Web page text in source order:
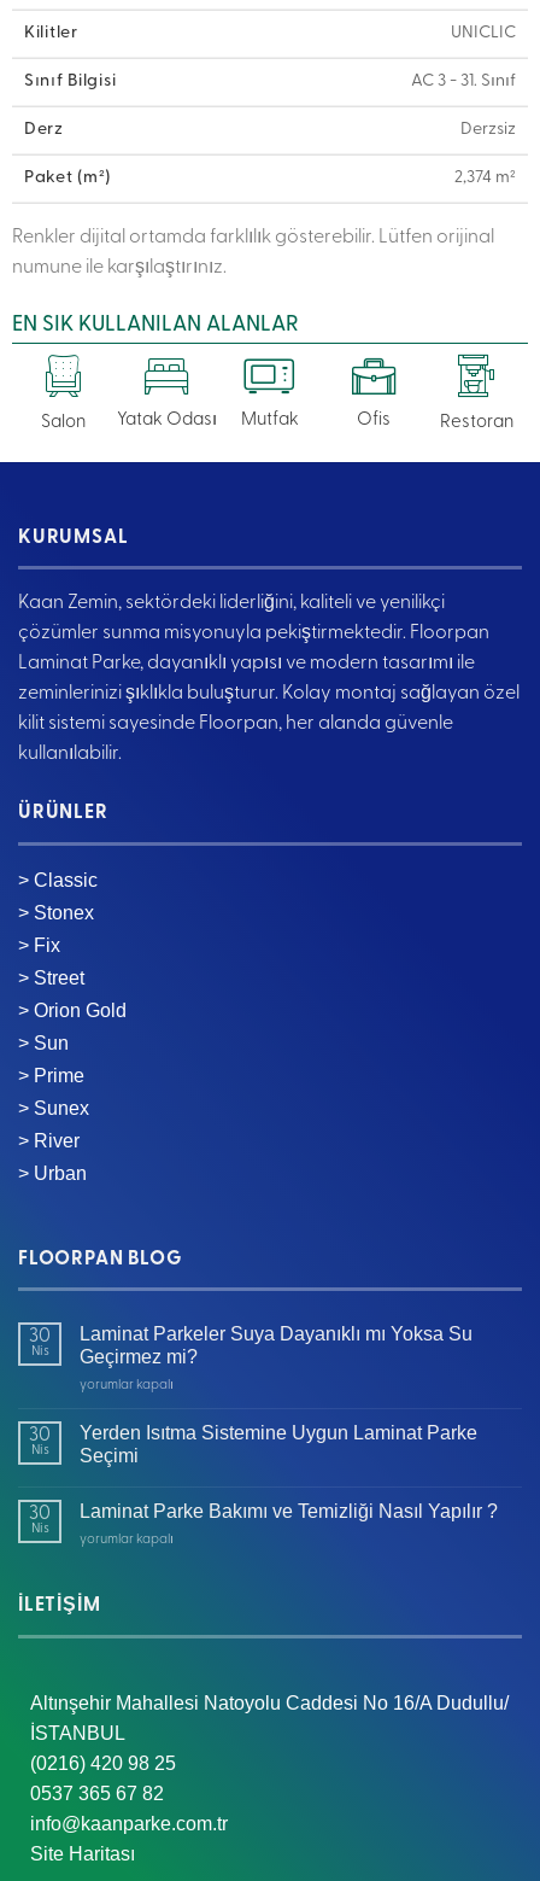
Kilitler UNICLIC
Sınıf Bilgisi AC 3 - 31. Sınıf
Derz Derzsiz
Paket (m²) 2,374 m²
Renkler dijital ortamda farklılık gösterebilir. Lütfen orijinal
numune ile karşılaştırınız.
EN SIK KULLANILAN ALANLAR
Salon Yatak Odası Mutfak Ofis Restoran
KURUMSAL
Kaan Zemin, sektördeki liderliğini, kaliteli ve yenilikçi
çözümler sunma misyonuyla pekiştirmektedir. Floorpan
Laminat Parke, dayanıklı yapısı ve modern tasarımı ile
zeminlerinizi şıklıkla buluşturur. Kolay montaj sağlayan özel
kilit sistemi sayesinde Floorpan, her alanda güvenle
kullanılabilir.
ÜRÜNLER
> Classic
> Stonex
> Fix
> Street
> Orion Gold
> Sun
> Prime
> Sunex
> River
> Urban
FLOORPAN BLOG
30
Nis
Laminat Parkeler Suya Dayanıklı mı Yoksa Su
Geçirmez mi?
Laminat
Suya
Dayanıklı
Su
mi?
yorumlar kapalı
30
Nis
Yerden Isıtma Sistemine Uygun Laminat Parke
Seçimi
30
Nis
Laminat Parke Bakımı ve Temizliği Nasıl Yapılır ?
Laminat
ve
Nasıl
için
yorumlar kapalı
İLETİŞİM
Altınşehir Mahallesi Natoyolu Caddesi No 16/A Dudullu/
İSTANBUL
(0216) 420 98 25
0537 365 67 82
info@kaanparke.com.tr
Site Haritası